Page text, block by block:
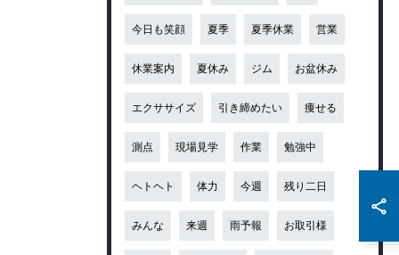
今日も笑顔 夏季 夏季休業 営業
休業案内 夏休み ジム お盆休み
エクササイズ 引き締めたい 痩せる
測点 現場見学 作業 勉強中
ヘトヘト 体力 今週 残り二日
みんな 来週 雨予報 お取引様